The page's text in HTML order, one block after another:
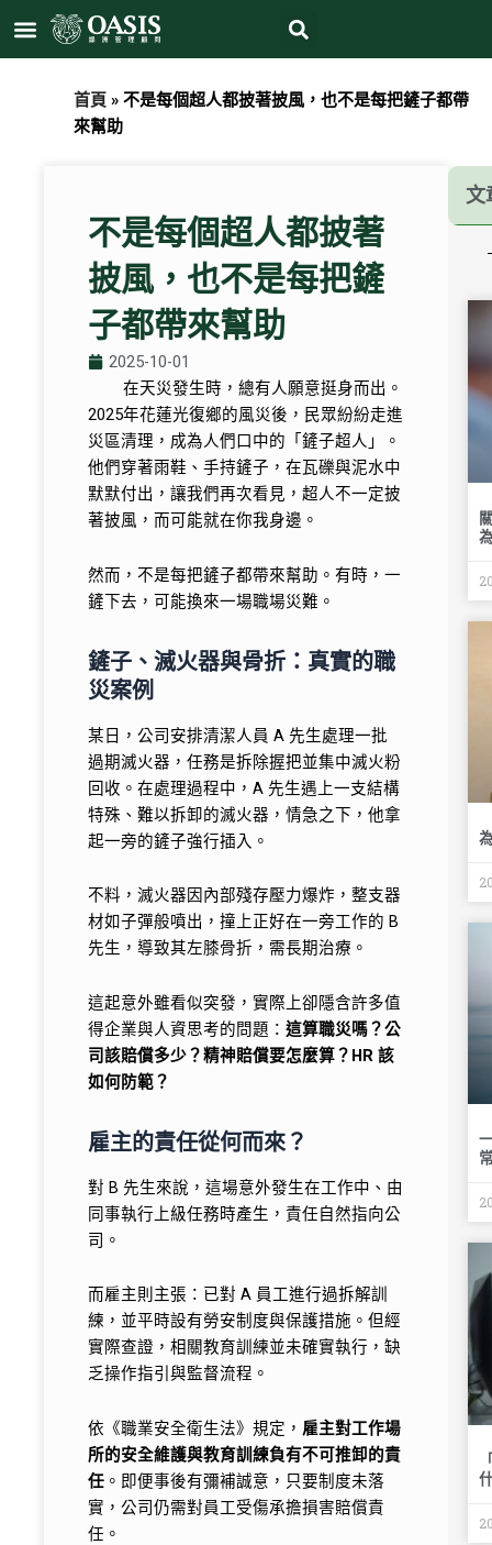
至
主
Menu Search
首頁 » 不是每個超人都披著披風，也不是每把鏟子都帶
來幫助
不是每個超人都披著
披風，也不是每把鏟
子都帶來幫助
2025-10-01
在天災發生時，總有人願意挺身而出。
2025年花蓮光復鄉的風災後，民眾紛紛走進
災區清理，成為人們口中的「鏟子超人」。
他們穿著雨鞋、手持鏟子，在瓦礫與泥水中
默默付出，讓我們再次看見，超人不一定披
著披風，而可能就在你我身邊。
然而，不是每把鏟子都帶來幫助。有時，一
鏟下去，可能換來一場職場災難。
鏟子、滅火器與骨折：真實的職
災案例
某日，公司安排清潔人員 A 先生處理一批
過期滅火器，任務是拆除握把並集中滅火粉
回收。在處理過程中，A 先生遇上一支結構
特殊、難以拆卸的滅火器，情急之下，他拿
起一旁的鏟子強行插入。
不料，滅火器因內部殘存壓力爆炸，整支器
材如子彈般噴出，撞上正好在一旁工作的 B
先生，導致其左膝骨折，需長期治療。
這起意外雖看似突發，實際上卻隱含許多值
得企業與人資思考的問題：這算職災嗎？公
司該賠償多少？精神賠償要怎麼算？HR 該
如何防範？
雇主的責任從何而來？
對 B 先生來說，這場意外發生在工作中、由
同事執行上級任務時產生，責任自然指向公
司。
而雇主則主張：已對 A 員工進行過拆解訓
練，並平時設有勞安制度與保護措施。但經
實際查證，相關教育訓練並未確實執行，缺
乏操作指引與監督流程。
依《職業安全衛生法》規定， 雇主對工作場
所的安全維護與教育訓練負有不可推卸的責
任 。即便事後有彌補誠意，只要制度未落
實，公司仍需對員工受傷承擔損害賠償責
任。
文